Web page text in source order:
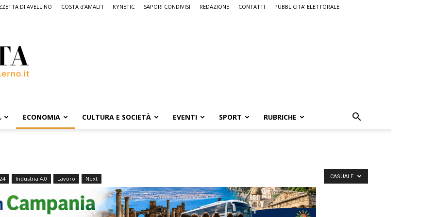
DI AVELLINO COSTA d’AMALFI KYNETIC SAPORI CONDIVISI REDAZIONE CONTATTI PUBBLICITA’ ELETTORALE
ECONOMIA CULTURA E SOCIETÀ EVENTI SPORT RUBRICHE
Industria 4.0 Lavoro Next CASUALE